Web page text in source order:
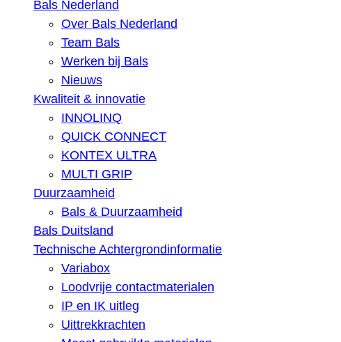
Bals Nederland
Over Bals Nederland
Team Bals
Werken bij Bals
Nieuws
Kwaliteit & innovatie
INNOLINQ
QUICK CONNECT
KONTEX ULTRA
MULTI GRIP
Duurzaamheid
Bals & Duurzaamheid
Bals Duitsland
Technische Achtergrondinformatie
Variabox
Loodvrije contactmaterialen
IP en IK uitleg
Uittrekkrachten